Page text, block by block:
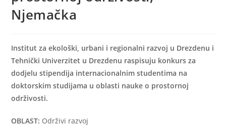
Njemačka
Institut za ekološki, urbani i regionalni razvoj u Drezdenu i
Tehnički Univerzitet u Drezdenu raspisuju konkurs za
dodjelu stipendija internacionalnim studentima na
doktorskim studijama u oblasti nauke o prostornoj
održivosti.
OBLAST: Održivi razvoj